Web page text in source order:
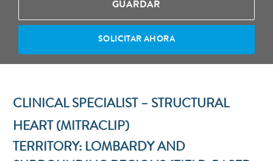
GUARDAR
SOLICITAR AHORA
CLINICAL SPECIALIST – STRUCTURAL
HEART (MITRACLIP)
TERRITORY: LOMBARDY AND